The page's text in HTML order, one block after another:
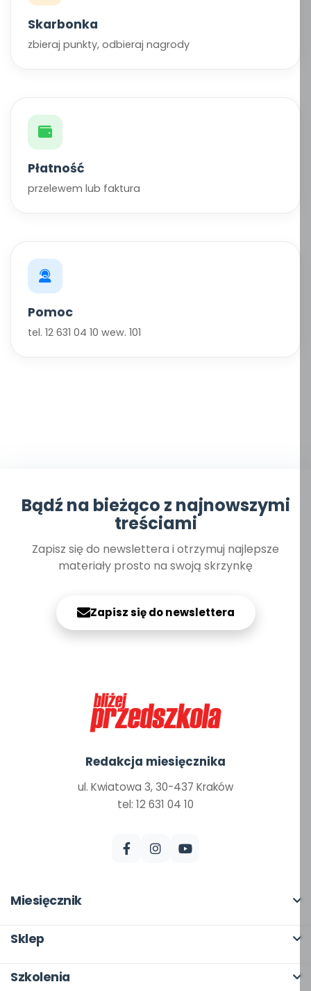
Skarbonka
zbieraj punkty, odbieraj nagrody
Płatność
przelewem lub faktura
Pomoc
tel. 12 631 04 10 wew. 101
Bądź na bieżąco z najnowszymi
treściami
Zapisz się do newslettera i otrzymuj najlepsze
materiały prosto na swoją skrzynkę
Zapisz się do newslettera
Redakcja miesięcznika
ul. Kwiatowa 3, 30-437 Kraków
tel: 12 631 04 10
Miesięcznik
Scenariusze i artykuły
Sklep
Szkolenia